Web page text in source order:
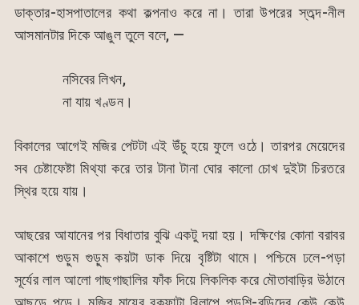
ডাক্তার-হাসপাতালের কথা কল্পনাও করে না। তারা উপরের স্তব্দ-নীল
আসমানটার দিকে আঙুল তুলে বলে, —
নসিবের লিখন,
না যায় খণ্ডন।
বিকালের আগেই মজির পেটটা এই উঁচু হয়ে ফুলে ওঠে। তারপর মেয়েদের
সব চেষ্টাফেষ্টা মিথ্যা করে তার টানা টানা ঘোর কালো চোখ দুইটা চিরতরে
স্থির হয়ে যায়।
আছরের আযানের পর বিধাতার বুঝি একটু দয়া হয়। দক্ষিণের কোনা বরাবর
আকাশে গুড়ুম গুড়ুম কয়টা ডাক দিয়ে বৃষ্টিটা থামে। পশ্চিমে ঢলে-পড়া
সূর্যের লাল আলো গাছগাছালির ফাঁক দিয়ে লিকলিক করে মৌতাবাড়ির উঠানে